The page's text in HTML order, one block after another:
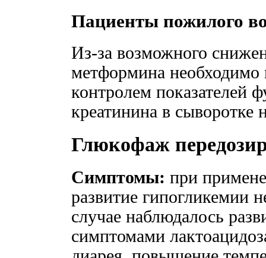
Пациенты пожилого
Из-за возможного
метформина необходимо
контролем показателей
креатинина в сыворотке
Глюкофаж
Симптомы: при
развитие гипогликемии
случае наблюдалось
симптомами